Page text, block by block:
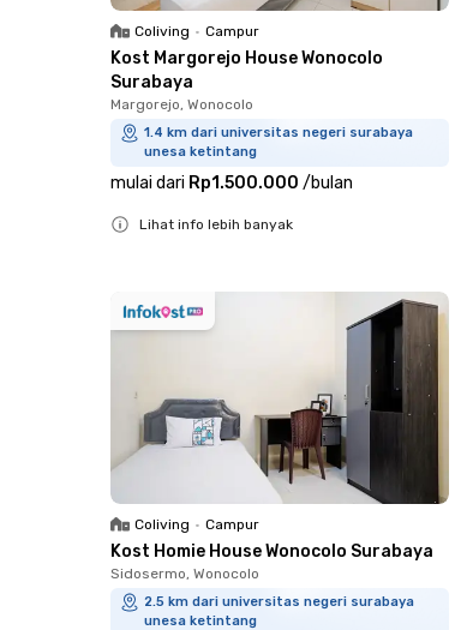
Coliving • Campur
Kost Margorejo House Wonocolo
Surabaya
Margorejo, Wonocolo
1.4 km dari universitas negeri surabaya
unesa ketintang
mulai dari Rp1.500.000 /bulan
Lihat info lebih banyak
Coliving • Campur
Kost Homie House Wonocolo Surabaya
Sidosermo, Wonocolo
2.5 km dari universitas negeri surabaya
unesa ketintang